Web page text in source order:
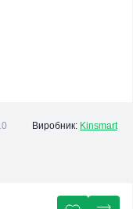
Виробник: Kinsmart